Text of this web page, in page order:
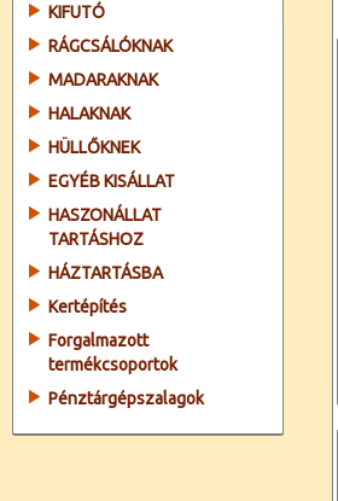
KIFUTÓ
RÁGCSÁLÓKNAK
MADARAKNAK
HALAKNAK
HÜLLŐKNEK
EGYÉB KISÁLLAT
HASZONÁLLAT
TARTÁSHOZ
HÁZTARTÁSBA
Kertépítés
Forgalmazott
termékcsoportok
Pénztárgépszalagok